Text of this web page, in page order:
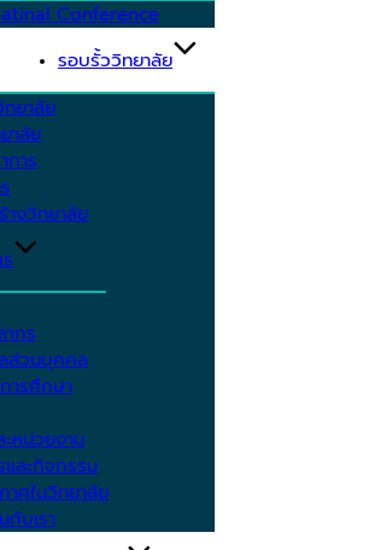
Conference
รอบรั้ววิทยาลัย
ทยาลัย
าลัย
การ
างวิทยาลัย
กร
ส่วนบุคคล
ารศึกษา
หน่วยงาน
และกิจกรรม
าศในวิทยาลัย
กับเรา